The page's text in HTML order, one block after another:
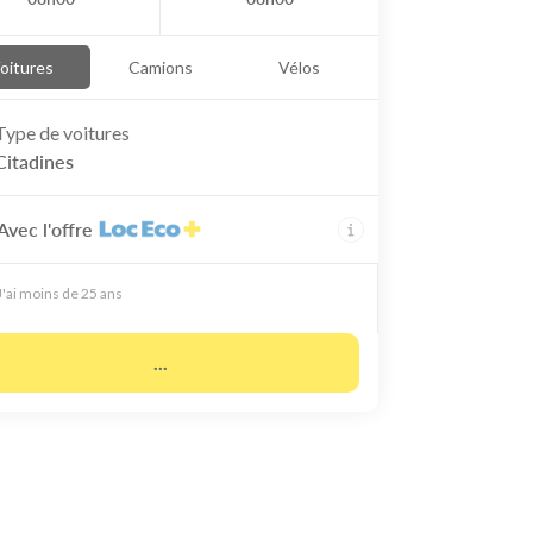
Camions Vélos
devoitures
l'offre
moins de 25 ans